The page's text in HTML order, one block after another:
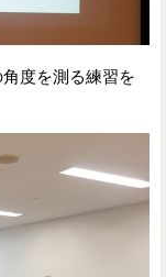
度を測る練習を